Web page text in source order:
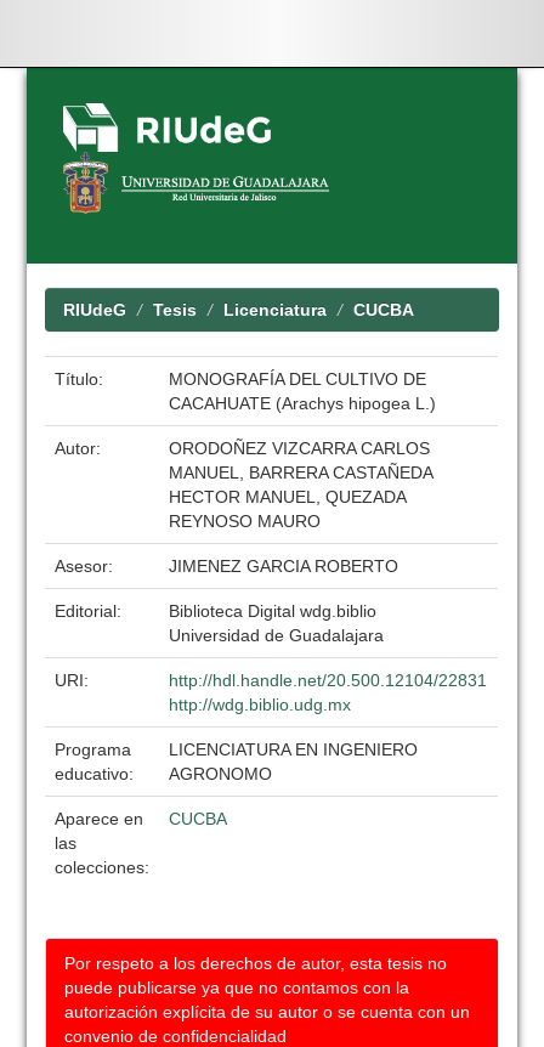
Skip
navigation
RIUdeG Tesis Licenciatura CUCBA
Título:
MONOGRAFÍA DEL CULTIVO DE
CACAHUATE (Arachys hipogea L.)
Autor:
ORODOÑEZ VIZCARRA CARLOS
MANUEL, BARRERA CASTAÑEDA
HECTOR MANUEL, QUEZADA
REYNOSO MAURO
Asesor: JIMENEZ GARCIA ROBERTO
Editorial:
Biblioteca Digital wdg.biblio
Universidad de Guadalajara
URI:
http://hdl.handle.net/20.500.12104/22831
http://wdg.biblio.udg.mx
Programa
educativo:
LICENCIATURA EN INGENIERO
AGRONOMO
Aparece en
las
colecciones:
CUCBA
Por respeto a los derechos de autor, esta tesis no
puede publicarse ya que no contamos con la
autorización explícita de su autor o se cuenta con un
convenio de confidencialidad